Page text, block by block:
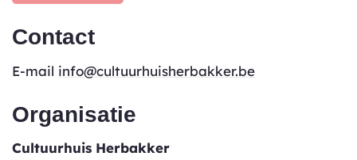
Contact
E-
info@cultuurhuisherbakker.be
Organisatie
Cultuurhuis Herbakker